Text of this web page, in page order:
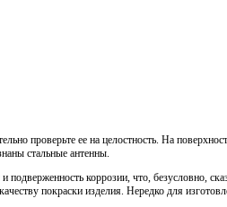
проверьте ее на целостность. На
стальные антенны.
подверженность коррозии, что, безусловно,
покраски изделия. Нередко для